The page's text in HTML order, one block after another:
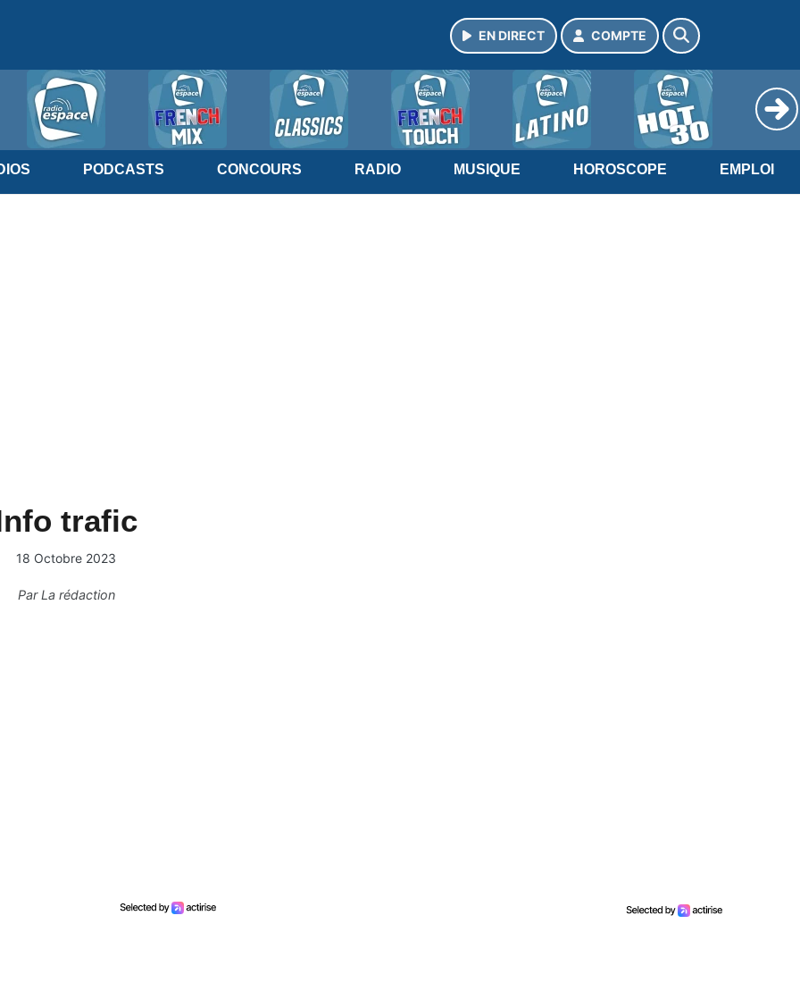
EN DIRECT COMPTE
PODCASTS CONCOURS RADIO MUSIQUE HOROSCOPE EMPLOI
trafic
18 Octobre 2023
ParLa rédaction